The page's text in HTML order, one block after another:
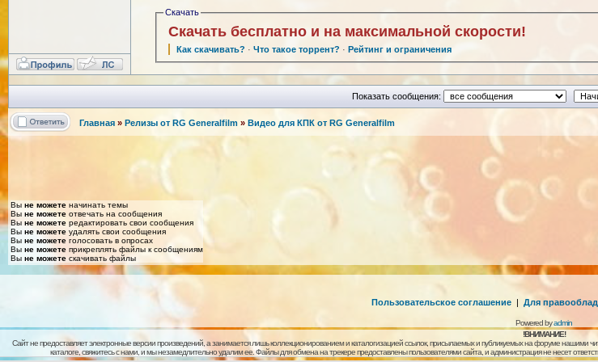
Скачать
Скачать бесплатно и на максимальной скорости!
Как скачивать? ·Что такое торрент? · Рейтинг и ограничения
Показать сообщения:
Главная » Релизы от RG Generalfilm » Видео для КПК от RG Generalfilm
Вы не можете начинать темы
Вы не можете отвечать на сообщения
Вы не можете редактировать свои сообщения
Вы не можете удалять свои сообщения
Вы не можете голосовать в опросах
Вы не можете прикреплять файлы к сообщениям
Вы не можете скачивать файлы
Пользовательское соглашение | Для
Powered byadmin
!ВНИМАНИЕ!
Сайт не предоставляет электронные версии произведений, а занимается лишь коллекционированием и каталогизацией ссылок, присылаемых и публикуемых на форуме нашими
каталоге, свяжитесь с нами, и мы незамедлительно удалим ее. Файлы для обмена на трекере предоставлены пользователями сайта, и администрация не несет